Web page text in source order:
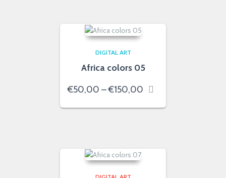
DIGITAL ART
Africa colors 05
€50,00 –€150,00 Price
€50,00